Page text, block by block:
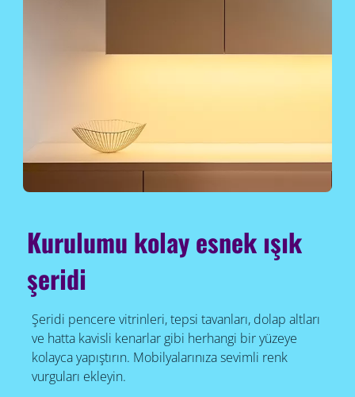
Kurulumu kolay esnek ışık
şeridi
Şeridi pencere vitrinleri, tepsi tavanları, dolap altları
ve hatta kavisli kenarlar gibi herhangi bir yüzeye
kolayca yapıştırın. Mobilyalarınıza sevimli renk
vurguları ekleyin.